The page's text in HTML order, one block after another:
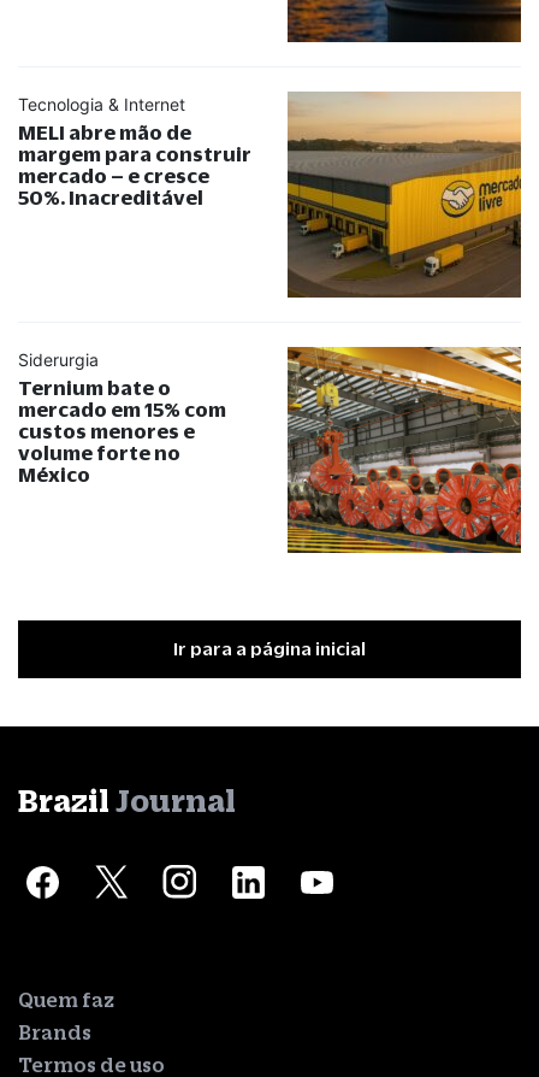
Tecnologia & Internet
MELI abre mão de
margem para construir
mercado – e cresce
50%. Inacreditável
Siderurgia
Ternium bate o
mercado em 15% com
custos menores e
volume forte no
México
Ir para a página inicial
Brazil Journal
Quem faz
Brands
Termos de uso